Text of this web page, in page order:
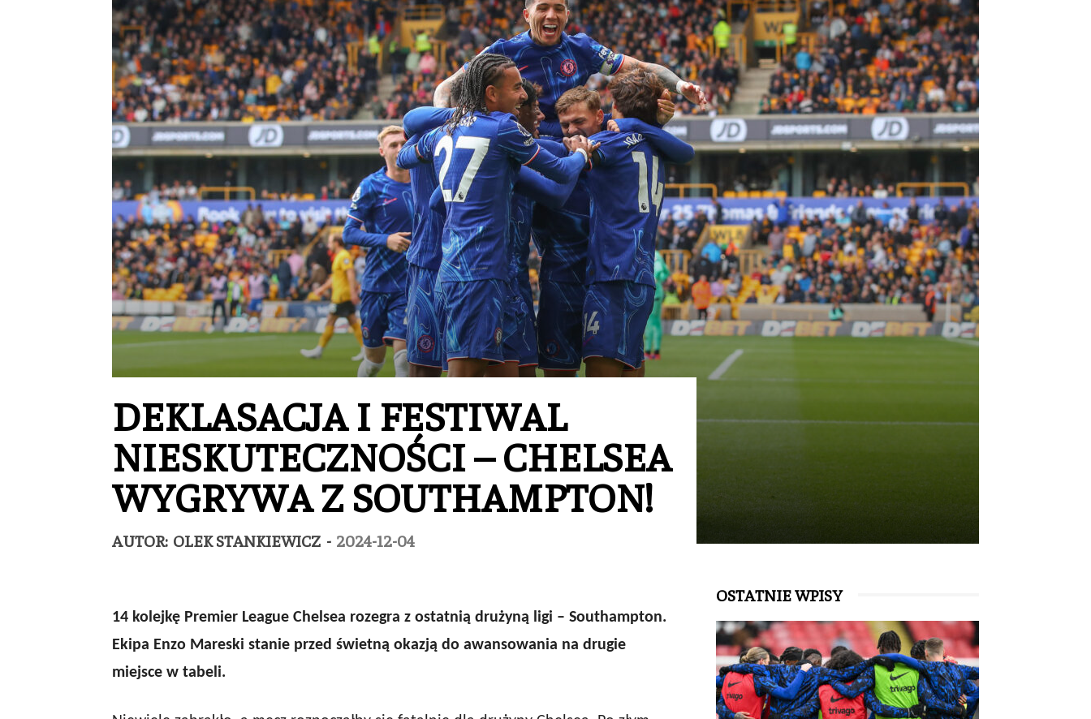
DEKLASACJA I FESTIWAL
NIESKUTECZNOŚCI – CHELSEA
WYGRYWA Z SOUTHAMPTON!
AUTOR: OLEK STANKIEWICZ - 2024-12-04
14 kolejkę Premier League Chelsea rozegra z ostatnią drużyną ligi – Southampton.
Ekipa Enzo Mareski stanie przed świetną okazją do awansowania na drugie
miejsce w tabeli.
OSTATNIE WPISY